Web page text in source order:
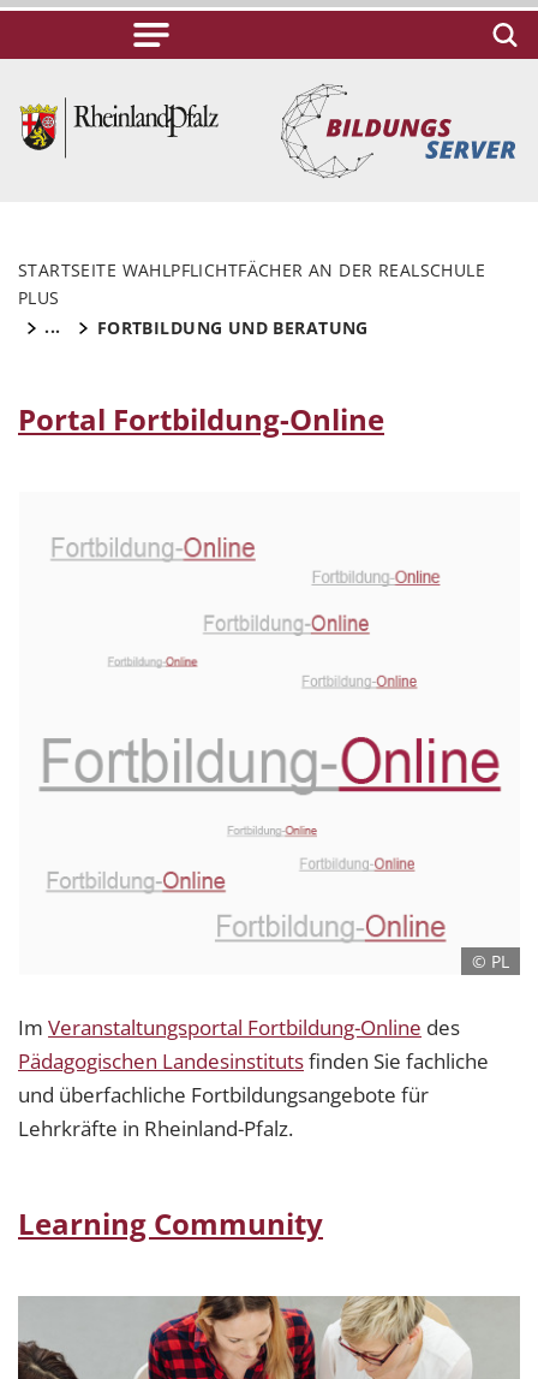
STARTSEITE WAHLPFLICHTFÄCHER AN DER REALSCHULE
PLUS
...
FORTBILDUNG UND BERATUNG
Portal Fortbildung-Online
© PL
Im Veranstaltungsportal Fortbildung-Online des
Pädagogischen Landesinstitutsfinden Sie fachliche
und überfachliche Fortbildungsangebote für
Lehrkräfte in Rheinland-Pfalz.
Learning Community